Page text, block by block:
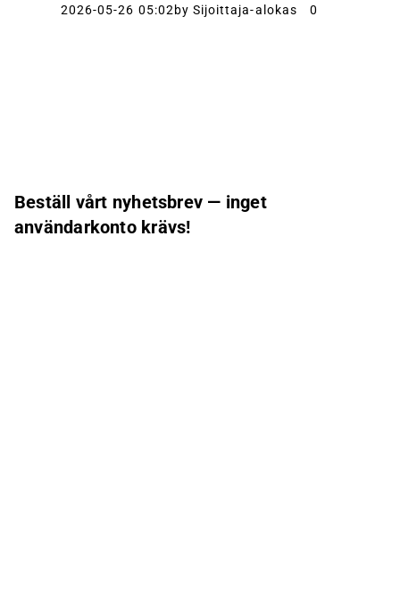
2026-05-26 05:02 by Sijoittaja-alokas 0
Beställ vårt nyhetsbrev — inget
användarkonto krävs!